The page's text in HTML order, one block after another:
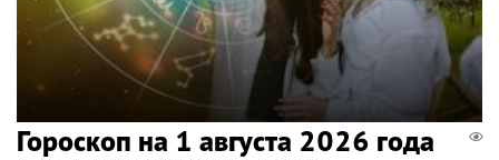
Гороскоп на 1 августа 2026 года